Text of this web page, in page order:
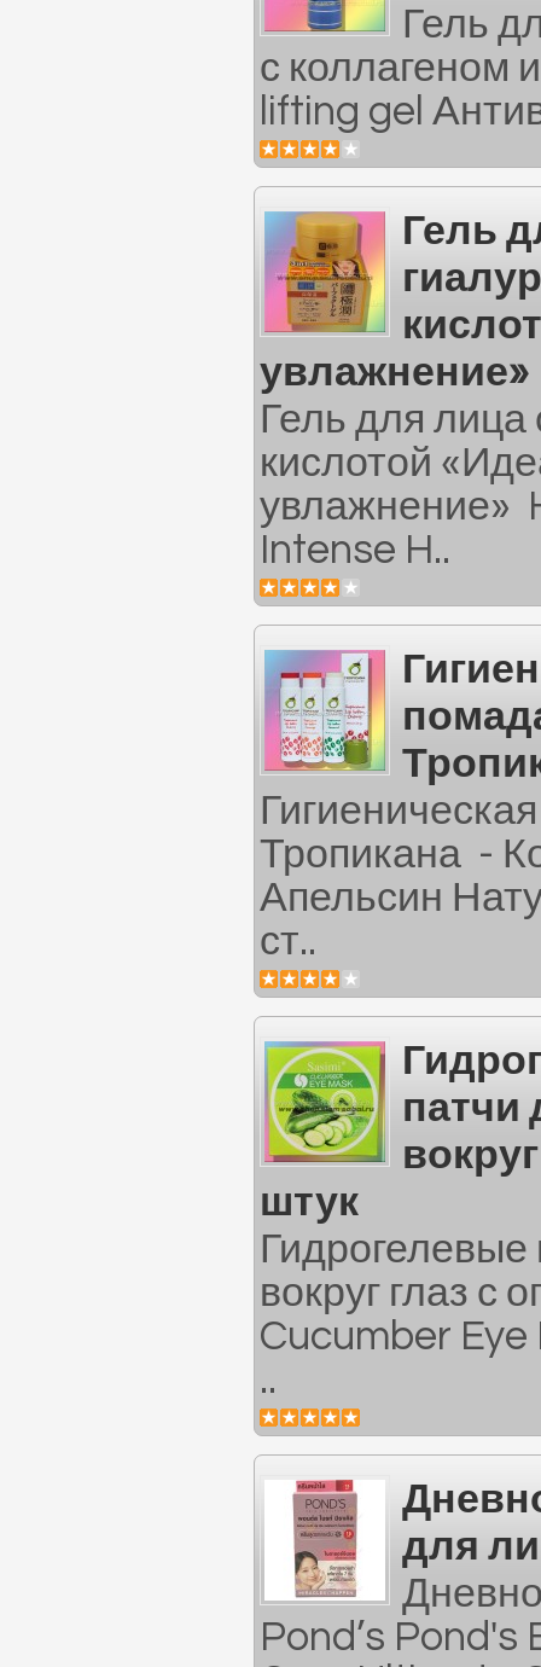
Гель
с коллагеном
lifting gel
Гель
увлажнение»
Гель для лица
кислотой
увлажнение»
Intense H..
Тропикана -
Апельсин
ст..
патчи
штук
вокруг глаз с
Cucumber Eye
..
для
Pond’s